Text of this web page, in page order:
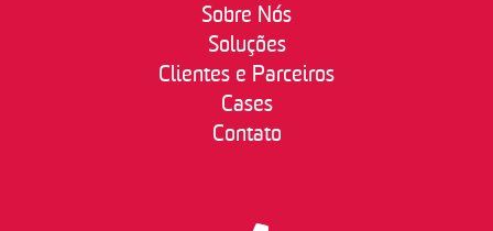
Sobre Nós
Soluções
Clientes e Parceiros
Cases
Contato